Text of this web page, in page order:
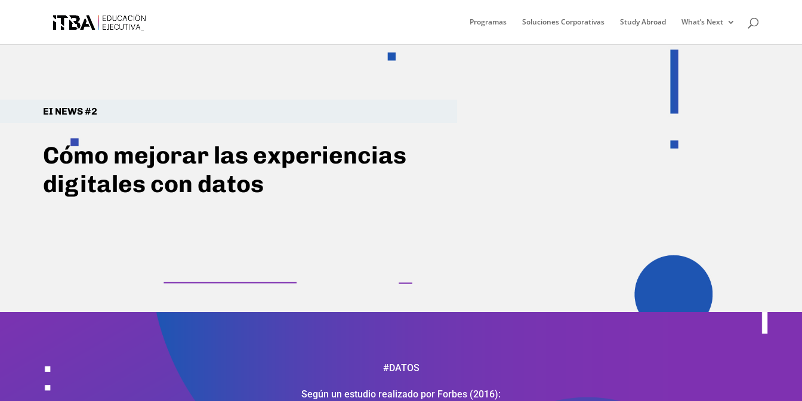
Programas Soluciones Corporativas Study Abroad What’s Next
EI NEWS #2
Cómo mejorar las experiencias
digitales con datos
#DATOS
Según un estudio realizado por Forbes (2016):